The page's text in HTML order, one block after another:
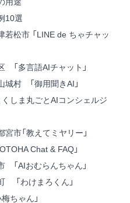
10選
若松市 「LINE de ちゃチャッ
「多言語AIチャット」
城村 「御用聞きAI」
くしま丸ごとAIコンシェルジ
宮市「教えてミヤリー」
Chat & FAQ」
「AIおむらんちゃん」
「わけまろくん」
ちゃん」